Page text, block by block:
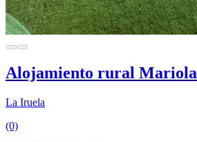
Alojamiento rural Mariola
La Iruela
(0)